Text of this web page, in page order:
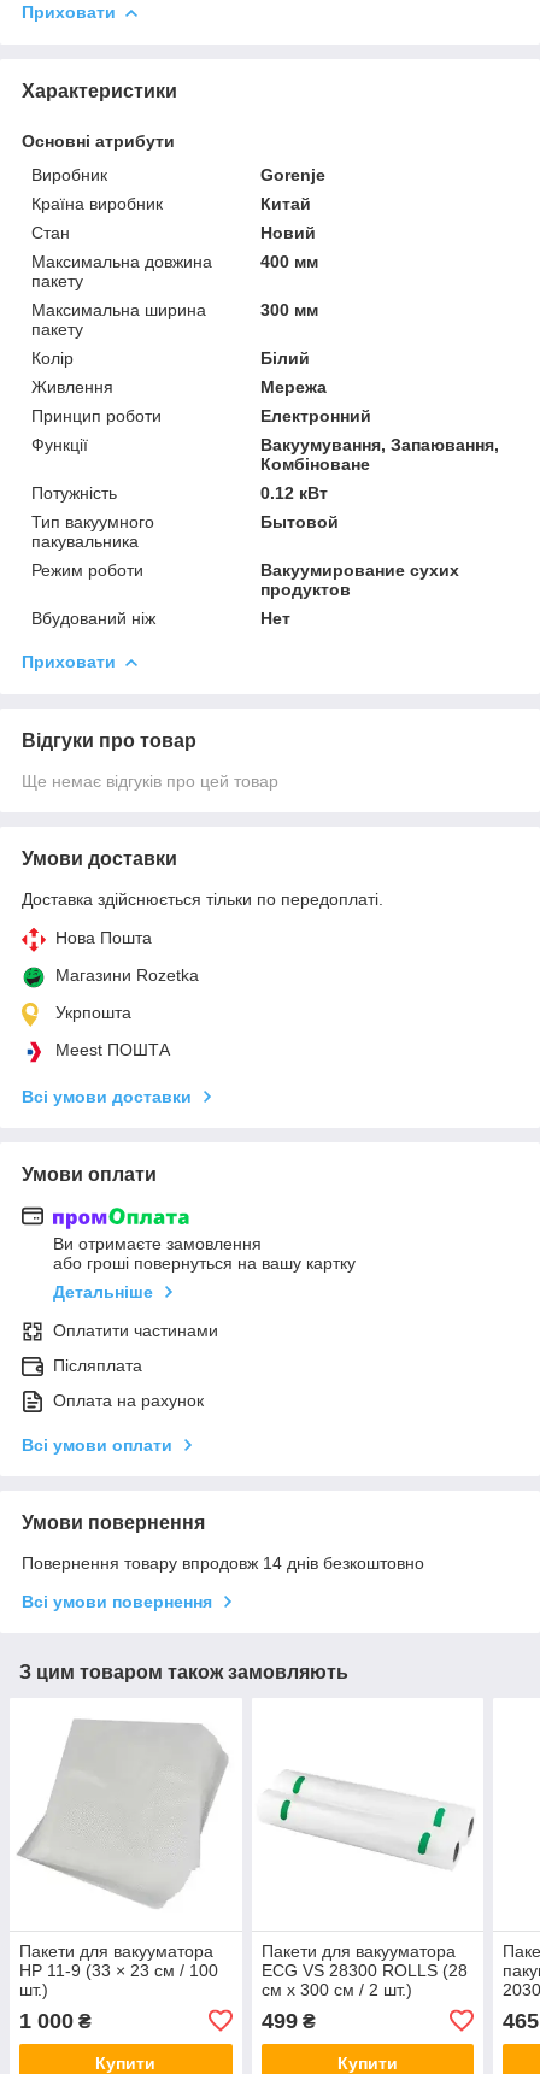
Приховати
Характеристики
Основні атрибути
Виробник
Gorenje
Країна виробник
Китай
Стан
Новий
Максимальна довжина
пакету
400 мм
Максимальна ширина
пакету
300 мм
Колір
Білий
Живлення
Мережа
Принцип роботи
Електронний
Функції
Вакуумування, Запаювання,
Комбіноване
Потужність
0.12 кВт
Тип вакуумного
пакувальника
Бытовой
Режим роботи
Вакуумирование сухих
продуктов
Вбудований ніж
Нет
Приховати
Відгуки про товар
Ще немає відгуків про цей товар
Умови доставки
Доставка здійснюється тільки по передоплаті.
Нова Пошта
Магазини Rozetka
Укрпошта
Meest ПОШТА
Всі умови доставки
Умови оплати
Ви отримаєте замовлення
або гроші повернуться на вашу картку
Детальніше
Оплатити частинами
Післяплата
Оплата на рахунок
Всі умови оплати
Умови повернення
Повернення товару впродовж 14 днів безкоштовно
Всі умови повернення
З цим товаром також замовляють
Пакети для вакууматора
HP 11-9 (33 × 23 см / 100
шт.)
1 000 ₴
Купити
Пакети для вакууматора
ECG VS 28300 ROLLS (28
см х 300 см / 2 шт.)
499₴
Купити
465